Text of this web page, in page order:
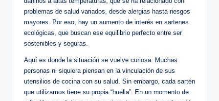
problemas de salud variados, desde alergias hasta riesgos
mayores. Por eso, hay un aumento de interés en sartenes
ecológicas, que buscan ese equilibrio perfecto entre ser
sostenibles y seguras.
Aquí es donde la situación se vuelve curiosa. Muchas
personas ni siquiera piensan en la vinculación de sus
utensilios de cocina con su salud. Sin embargo, cada sartén
que utilizamos tiene su propia “huella”. En un momento de